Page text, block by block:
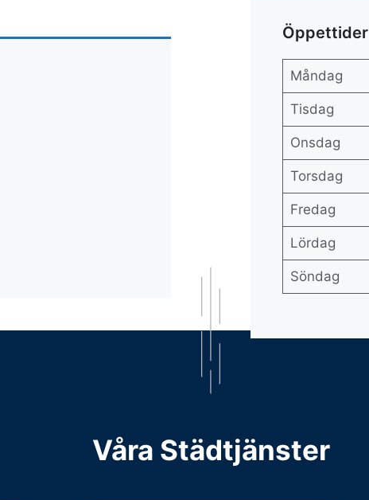
Öppettider
Måndag
Tisdag
Onsdag
Torsdag
Fredag
Lördag
Söndag
Våra Städtjänster